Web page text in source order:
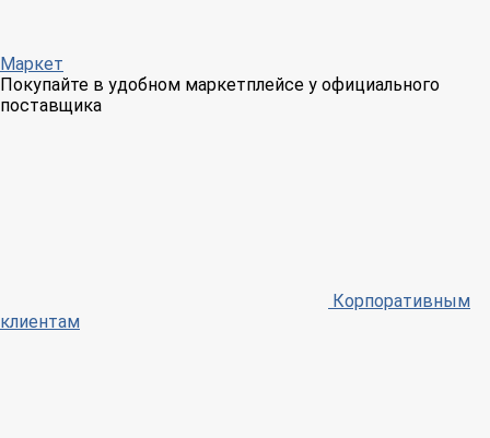
Маркет
Покупайте в удобном маркетплейсе у официального
поставщика
Корпоративным
клиентам